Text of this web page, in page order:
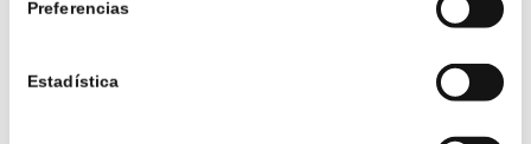
Preferencias
Estadística